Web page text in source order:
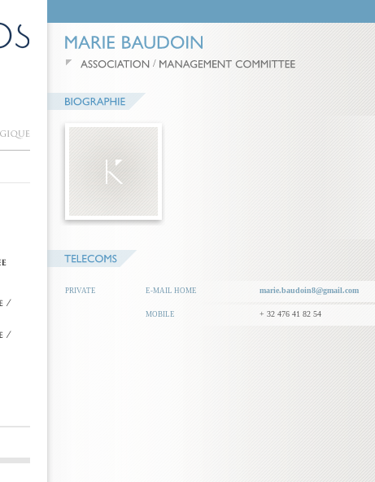
/
PRIVATE E-MAIL HOME marie.baudoin8@gmail.com
MOBILE + 32 476 41 82 54